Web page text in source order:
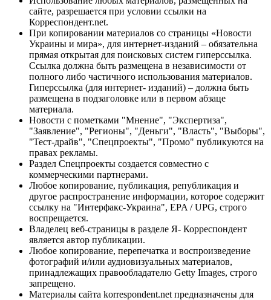
сайте, разрешается при условии ссылки на
Корреспондент.net.
При копировании материалов со страницы «Новости
Украины и мира», для интернет-изданий – обязательна
прямая открытая для поисковых систем гиперссылка.
Ссылка должна быть размещена в независимости от
полного либо частичного использования материалов.
Гиперссылка (для интернет- изданий) – должна быть
размещена в подзаголовке или в первом абзаце
материала.
Новости с пометками "Мнение", "Экспертиза",
"Заявление", "Регионы", "Деньги", "Власть", "Выборы",
"Тест-драйв", "Спецпроекты", "Промо" публикуются на
правах рекламы.
Раздел Спецпроекты создается совместно с
коммерческими партнерами.
Любое копирование, публикация, републикация и
другое распространение информации, которое содержит
ссылку на "Интерфакс-Украина", EPA / UPG, строго
воспрещается.
Владелец веб-страницы в разделе Я- Корреспондент
является автор публикации.
Любое копирование, перепечатка и воспроизведение
фотографий и/или аудиовизуальных материалов,
принадлежащих правообладателю Getty Images, строго
запрещено.
Материалы сайта korrespondent.net предназначены для